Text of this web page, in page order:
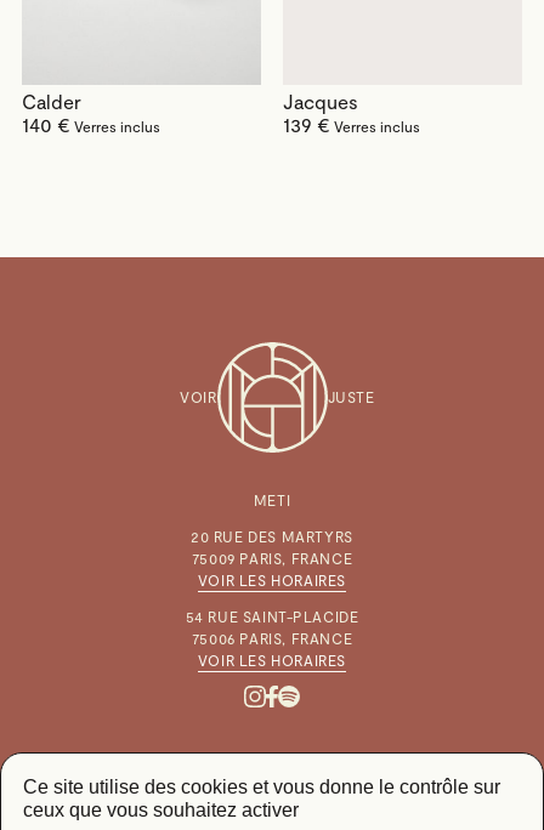
Calder
140 €
Jacques
139 €
VOIR JUSTE
METI
20 RUE DES MARTYRS
75009 PARIS, FRANCE
VOIR LES HORAIRES
54 RUE SAINT-PLACIDE
75006 PARIS, FRANCE
VOIR LES HORAIRES
Ce site utilise des cookies et vous donne le contrôle sur
ceux que vous souhaitez activer